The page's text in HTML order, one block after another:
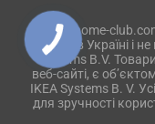
Сайт home-
IKEA в Україні і
Systems B.V.
веб-сайті, є
IKEA Systems B. V.
для зручності